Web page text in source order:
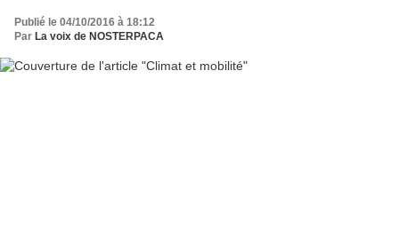
Publié le 04/10/2016 à 18:12
Par La voix de NOSTERPACA